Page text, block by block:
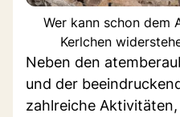
Wer kann schon dem
Kerlchen
Neben den
und der
zahlreiche